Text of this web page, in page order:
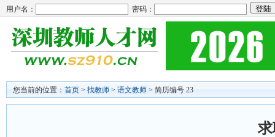
用户名： 密码：
您当前的位置： 首页 > 找教师 > 语文教师 > 简历编号 23